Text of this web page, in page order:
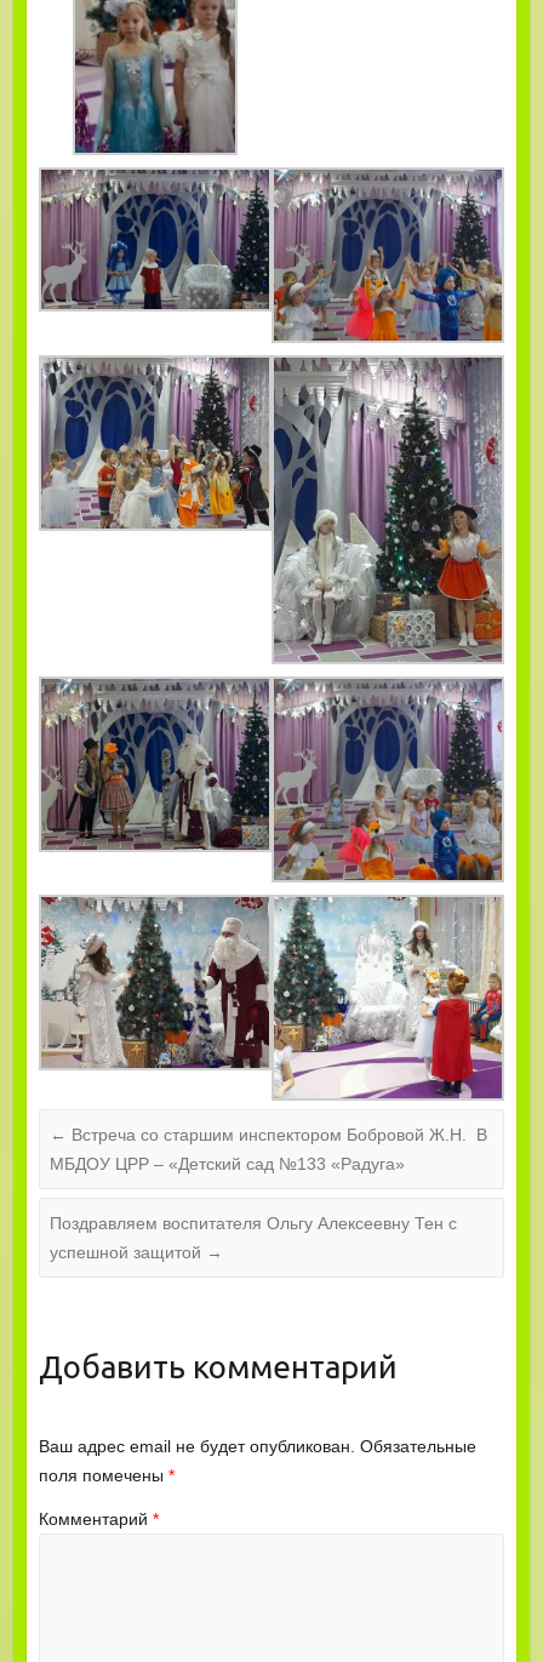
← Встреча со старшим инспектором Бобровой Ж.Н. В
МБДОУ ЦРР – «Детский сад №133 «Радуга»
Поздравляем воспитателя Ольгу Алексеевну Тен с
успешной защитой →
Добавить комментарий
Ваш адрес email не будет опубликован. Обязательные
поля помечены *
Комментарий *